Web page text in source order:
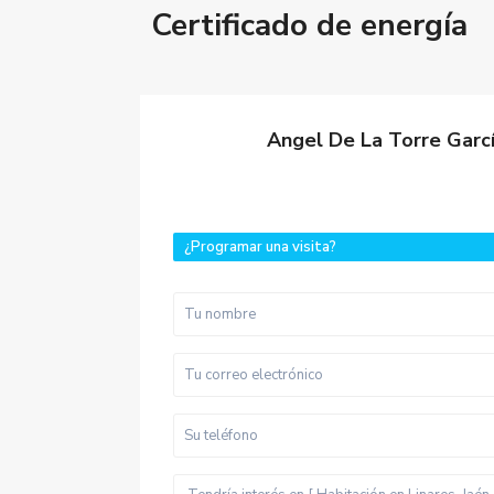
Certificado de energía
Angel De La Torre
¿Programar una visita?